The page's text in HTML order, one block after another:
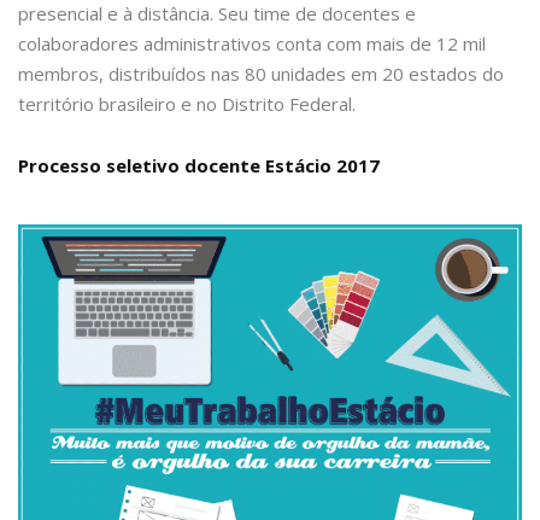
presencial e à distância. Seu time de docentes e
colaboradores administrativos conta com mais de 12 mil
membros, distribuídos nas 80 unidades em 20 estados do
território brasileiro e no Distrito Federal.
Processo seletivo docente Estácio 2017